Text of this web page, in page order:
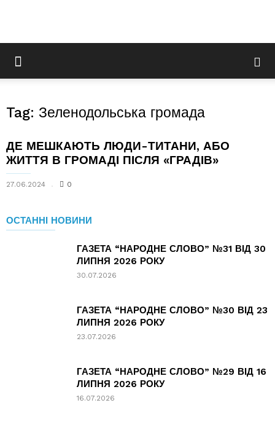
Tag: Зеленодольська громада
ДЕ МЕШКАЮТЬ ЛЮДИ-ТИТАНИ, АБО
ЖИТТЯ В ГРОМАДІ ПІСЛЯ «ГРАДІВ»
27.06.2024 0
ОСТАННІ НОВИНИ
ГАЗЕТА “НАРОДНЕ СЛОВО” №31 ВІД 30
ЛИПНЯ 2026 РОКУ
30.07.2026
ГАЗЕТА “НАРОДНЕ СЛОВО” №30 ВІД 23
ЛИПНЯ 2026 РОКУ
23.07.2026
ГАЗЕТА “НАРОДНЕ СЛОВО” №29 ВІД 16
ЛИПНЯ 2026 РОКУ
16.07.2026